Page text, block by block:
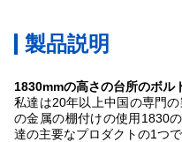
製品説明
1830mmの高さの台所のボル
私達は20年以上中国の専門
の金属の棚付けの使用1830
達の主要なプロダクトの1つで